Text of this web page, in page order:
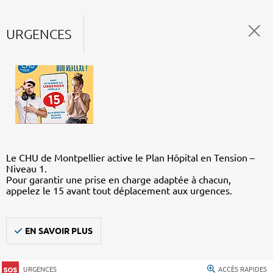
URGENCES
Le CHU de Montpellier active le Plan Hôpital en Tension –
Niveau 1.
Pour garantir une prise en charge adaptée à chacun,
appelez le 15 avant tout déplacement aux urgences.
EN SAVOIR PLUS
URGENCES ACCÈS RAPIDES